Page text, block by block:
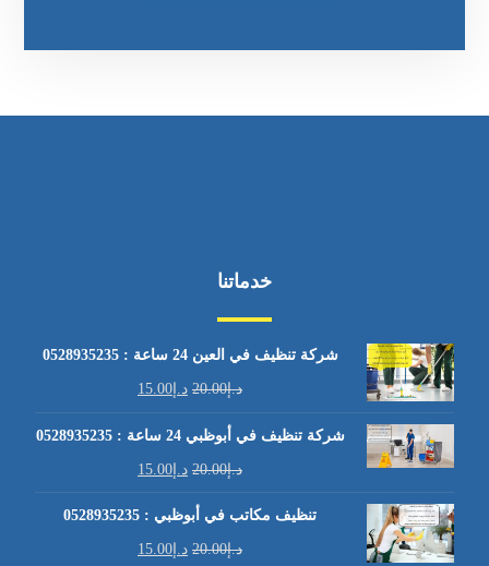
خدماتنا
شركة تنظيف في العين 24 ساعة : 0528935235
د.إ20.00 د.إ 15.00
شركة تنظيف في أبوظبي 24 ساعة : 0528935235
د.إ20.00 د.إ 15.00
تنظيف مكاتب في أبوظبي : 0528935235
د.إ20.00 د.إ 15.00